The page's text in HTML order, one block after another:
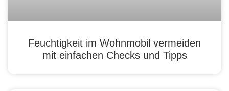
Feuchtigkeit im Wohnmobil vermeiden
mit einfachen Checks und Tipps